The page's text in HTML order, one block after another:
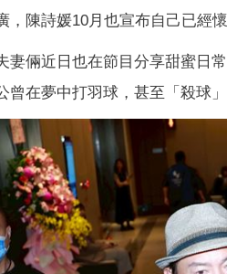
，陳詩媛10月也宣布自己已經懷
妻倆近日也在節目分享甜蜜日
曾在夢中打羽球，甚至「殺球